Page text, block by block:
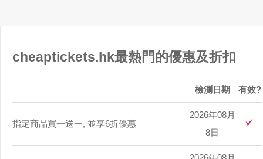
cheaptickets.hk最熱門的優惠及折扣
檢測日期 有效?
指定商品買一送一, 並享6折優惠
2026年08月
8日